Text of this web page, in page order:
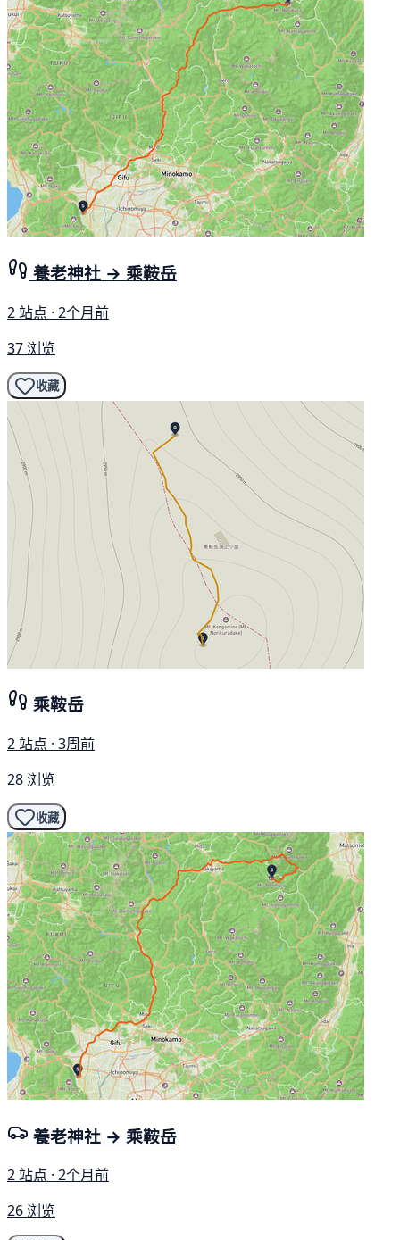
養老神社 → 乘鞍岳
2 站点 · 2个月前
37 浏览
收藏
乘鞍岳
2 站点 · 3周前
28 浏览
收藏
養老神社 → 乘鞍岳
2 站点 · 2个月前
26 浏览